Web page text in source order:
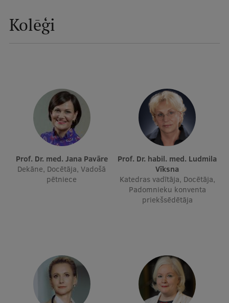
Mobile
galvenā
Studiju iespējas
Maģistra studiju programmas
Doktorantūra
Rezidentūra
Uzņemšana
Praktiska informācija
Studentu dzīve
Studiju norises vietas
Fakultātes
Kolēģi
Prof. Dr. med. Jana Pavāre
Dekāne, Docētāja, Vadošā
pētniece
Prof. Dr. habil. med. Ludmila
Vīksna
Katedras vadītāja, Docētāja,
Padomnieku konventa
priekšsēdētāja